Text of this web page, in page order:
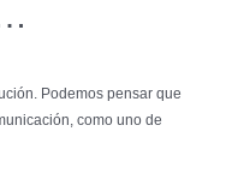
Podemos pensar que
como uno de